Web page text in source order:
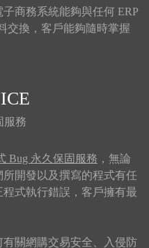
商務系統能夠與任何 ERP
交換，客戶能夠隨時掌握
服務
Bug 永久保固服務 ，無論
開發以及撰寫的程式有任
式執行錯誤，客戶擁有最
關網購交易安全、入侵防